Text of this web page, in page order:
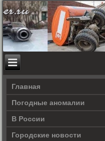
Главная
Погодные аномалии
В России
Городские новости